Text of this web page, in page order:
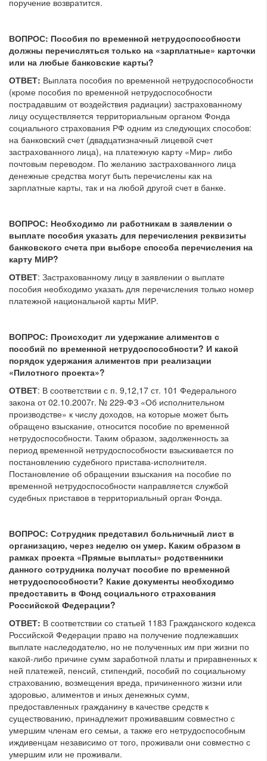
поручение возвратится.
ВОПРОС: Пособия по временной нетрудоспособности
должны перечисляться только на «зарплатные» карточки
или на любые банковские карты?
ОТВЕТ: Выплата пособия по временной нетрудоспособности
(кроме пособия по временной нетрудоспособности
пострадавшим от воздействия радиации) застрахованному
лицу осуществляется территориальным органом Фонда
социального страхования РФ одним из следующих способов:
на банковский счет (двадцатизначный лицевой счет
застрахованного лица), на платежную карту «Мир» либо
почтовым переводом. По желанию застрахованного лица
денежные средства могут быть перечислены как на
зарплатные карты, так и на любой другой счет в банке.
ВОПРОС: Необходимо ли работникам в заявлении о
выплате пособия указать для перечисления реквизиты
банковского счета при выборе способа перечисления на
карту МИР?
ОТВЕТ: Застрахованному лицу в заявлении о выплате
пособия необходимо указать для перечисления только номер
платежной национальной карты МИР.
ВОПРОС: Происходит ли удержание алиментов с
пособий по временной нетрудоспособности? И какой
порядок удержания алиментов при реализации
«Пилотного проекта»?
ОТВЕТ: В соответствии с п. 9,12,17 ст. 101 Федерального
закона от 02.10.2007г. № 229-ФЗ «Об исполнительном
производстве» к числу доходов, на которые может быть
обращено взыскание, относится пособие по временной
нетрудоспособности. Таким образом, задолженность за
период временной нетрудоспособности взыскивается по
постановлению судебного пристава-исполнителя.
Постановление об обращении взыскания на пособие по
временной нетрудоспособности направляется службой
судебных приставов в территориальный орган Фонда.
ВОПРОС: Сотрудник представил больничный лист в
организацию, через неделю он умер. Каким образом в
рамках проекта «Прямые выплаты» родственники
данного сотрудника получат пособие по временной
нетрудоспособности? Какие документы необходимо
предоставить в Фонд социального страхования
Российской Федерации?
ОТВЕТ: В соответствии со статьей 1183 Гражданского кодекса
Российской Федерации право на получение подлежавших
выплате наследодателю, но не полученных им при жизни по
какой-либо причине сумм заработной платы и приравненных к
ней платежей, пенсий, стипендий, пособий по социальному
страхованию, возмещения вреда, причиненного жизни или
здоровью, алиментов и иных денежных сумм,
предоставленных гражданину в качестве средств к
существованию, принадлежит проживавшим совместно с
умершим членам его семьи, а также его нетрудоспособным
иждивенцам независимо от того, проживали они совместно с
умершим или не проживали.